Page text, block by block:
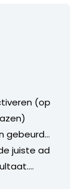
(op
gebeurd…
juiste ad